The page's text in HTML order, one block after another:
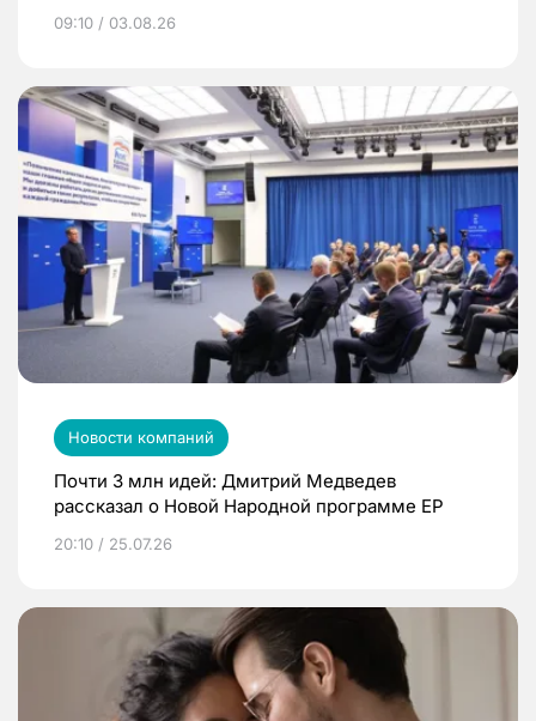
09:10 / 03.08.26
Новости компаний
Почти 3 млн идей: Дмитрий Медведев
рассказал о Новой Народной программе ЕР
20:10 / 25.07.26